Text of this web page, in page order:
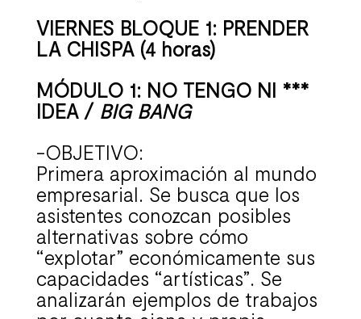
VIERNES BLOQUE 1: PRENDER
LA CHISPA (4 horas)
MÓDULO 1: NO TENGO NI ***
IDEA / BIG BANG
-OBJETIVO:
Primera aproximación al mundo
empresarial. Se busca que los
asistentes conozcan posibles
alternativas sobre cómo
“explotar” económicamente sus
capacidades “artísticas”. Se
analizarán ejemplos de trabajos